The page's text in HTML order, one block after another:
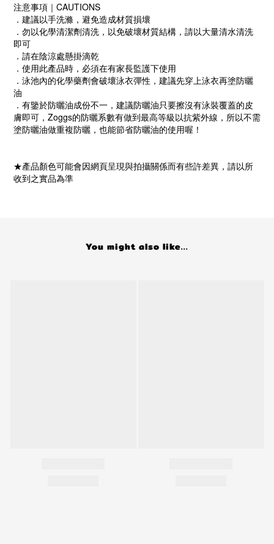
注意事項｜CAUTIONS
．建議以手洗滌，避免造成材質損壞
．勿以化學清潔劑清洗，以免破壞材質結構，請以大量清水清洗
即可
．請在陰涼處懸掛滴乾
．使用此產品時，必須在有家長監護下使用
．泳池內的化學藥劑會破壞泳衣彈性，建議先穿上泳衣再塗防曬
油
．有鑒於防曬油成份不一，建議防曬油只要擦沒有泳裝覆蓋的皮
膚即可，Zoggs的防曬系數有做到最高等級以抗紫外線，所以不需
塗防曬油做重複防曬，也能節省防曬油的使用喔！
★產品顏色可能會因網頁呈現與拍攝關係而有些許差異，請以所
收到之實品為準
You might also like...